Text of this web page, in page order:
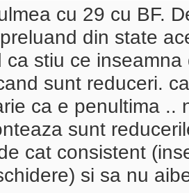
cu 29 cu BF.
din state
ca stiu ce
sunt reduceri.
ca e penultima ..
sunt
cat consistent
si sa nu